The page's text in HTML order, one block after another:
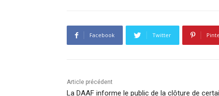
Facebook Twitter
Article précédent
La DAAF informe le public de la clôture de